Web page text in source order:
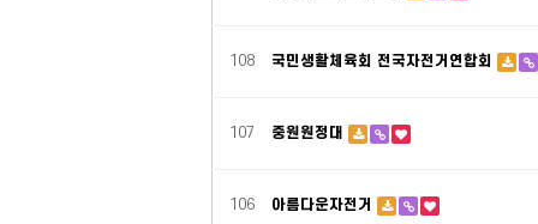
108 국민생활체육회 전국자전거연합회
107 중원원정대
106 아름다운자전거